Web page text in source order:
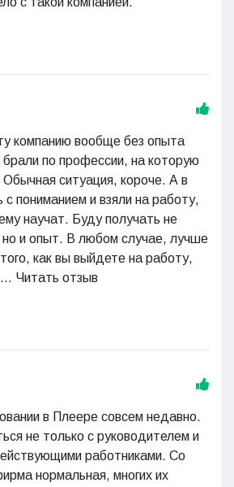
компанию вообще без опыта
по профессии, на которую
ситуация, короче. А в
с пониманием и взяли на работу,
научат. Буду получать не
но и опыт. В любом случае, лучше
как вы выйдете на работу,
Читать отзыв
в Плеере совсем недавно.
не только с руководителем и
работниками. Со
нормальная, многих их